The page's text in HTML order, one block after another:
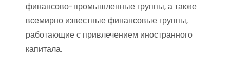
финансово-промышленные группы, а также
всемирно известные финансовые группы,
работающие с привлечением иностранного
капитала.